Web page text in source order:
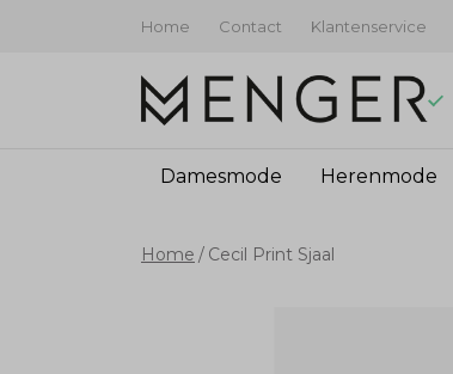
Home Contact Klantenservice
Damesmode Herenmode
Home Cecil Print Sjaal